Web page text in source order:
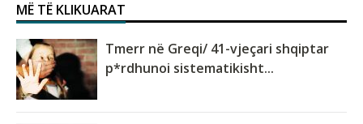
MË TË KLIKUARAT
Tmerr në Greqi/ 41-vjeçari shqiptar
p*rdhunoi sistematikisht...